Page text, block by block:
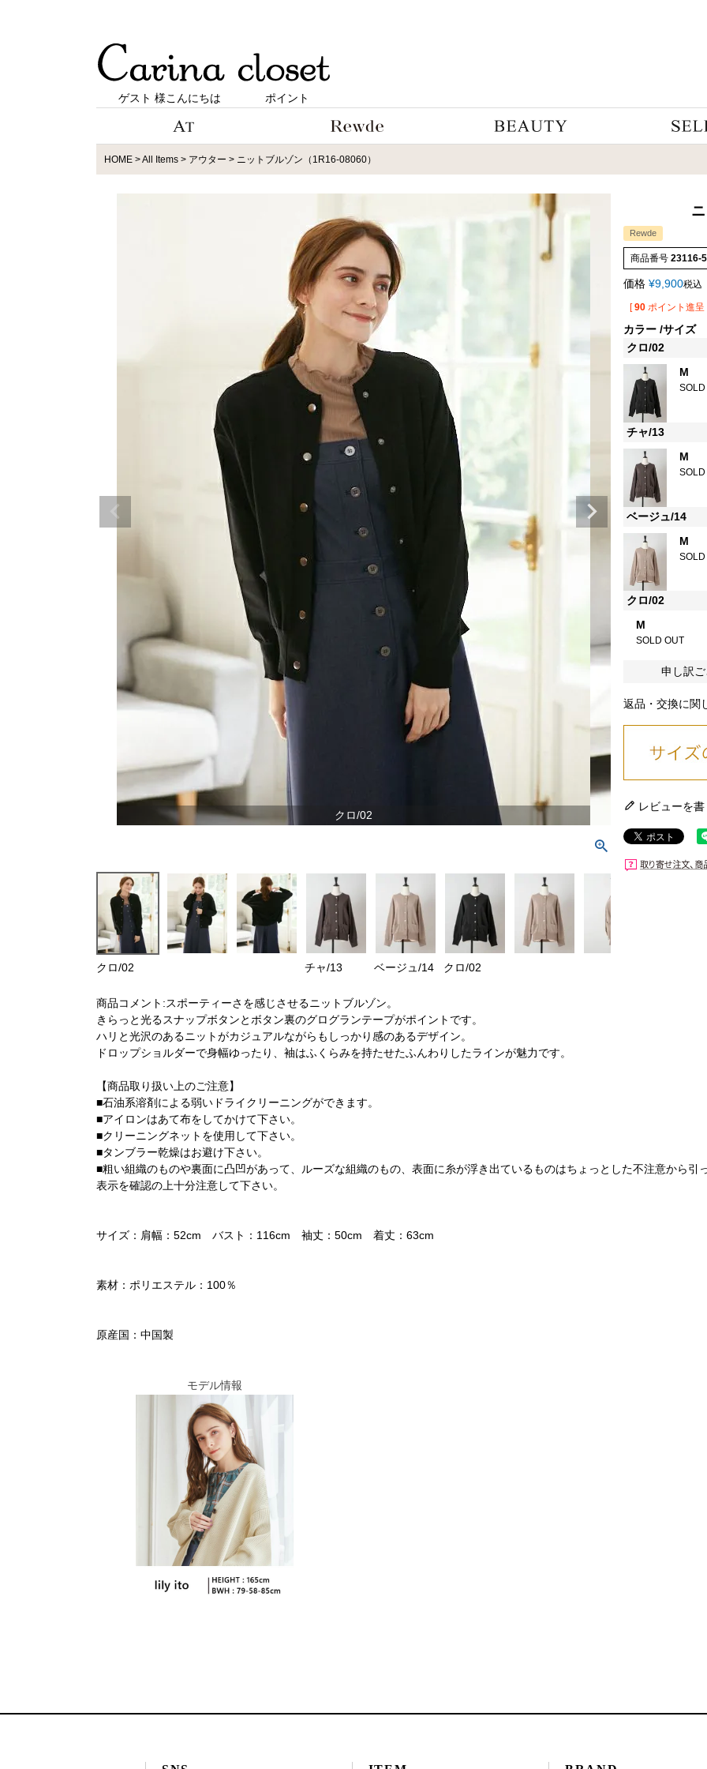
ゲスト 様こんにちは ポイント
HOME All Items アウター ニットブルゾン（1R16-08060）
クロ/02
クロ/02 チャ/13 ベージュ/14 クロ/02
Rewde
商品番号 23116-
価格 ¥9,900税込
[ 90 ポイント進呈
カラー サイズ
クロ/02
M
チャ/13
M
ベージュ/14
M
クロ/02
M
SOLD OUT
申し訳
返品・交換に関
レビューを書
商品コメント:スポーティーさを感じさせるニットブルゾン。
きらっと光るスナップボタンとボタン裏のグログランテープがポイントです。
ハリと光沢のあるニットがカジュアルながらもしっかり感のあるデザイン。
ドロップショルダーで身幅ゆったり、袖はふくらみを持たせたふんわりしたラインが魅力です。
【商品取り扱い上のご注意】
■石油系溶剤による弱いドライクリーニングができます。
■アイロンはあて布をしてかけて下さい。
■クリーニングネットを使用して下さい。
■タンブラー乾燥はお避け下さい。
■粗い組織のものや裏面に凸凹があって、ルーズな組織のもの、表面に糸が浮き出ているものはちょっとした不注意から
表示を確認の上十分注意して下さい。
サイズ：肩幅：52cm バスト：116cm 袖丈：50cm 着丈：63cm
素材：ポリエステル：100％
原産国：中国製
モデル情報